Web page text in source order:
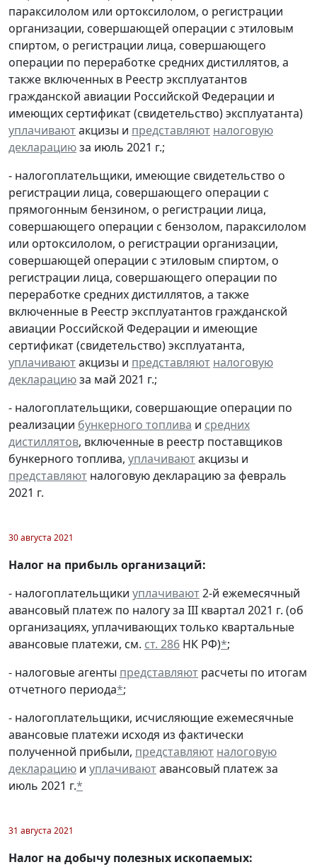
параксилолом или ортоксилолом, о регистрации
организации, совершающей операции с этиловым
спиртом, о регистрации лица, совершающего
операции по переработке средних дистиллятов, а
также включенных в Реестр эксплуатантов
гражданской авиации Российской Федерации и
имеющих сертификат (свидетельство) эксплуатанта)
уплачиваютакцизы и представляют налоговую
декларациюза июль 2021 г.;
- налогоплательщики, имеющие свидетельство о
регистрации лица, совершающего операции с
прямогонным бензином, о регистрации лица,
совершающего операции с бензолом, параксилолом
или ортоксилолом, о регистрации организации,
совершающей операции с этиловым спиртом, о
регистрации лица, совершающего операции по
переработке средних дистиллятов, а также
включенные в Реестр эксплуатантов гражданской
авиации Российской Федерации и имеющие
сертификат (свидетельство) эксплуатанта,
уплачиваютакцизы и представляют налоговую
декларациюза май 2021 г.;
- налогоплательщики, совершающие операции по
реализации бункерного топлива и средних
дистиллятов, включенные в реестр поставщиков
бункерного топлива, уплачиваютакцизы и
представляют налоговую декларацию за февраль
2021 г.
30 августа 2021
Налог на прибыль организаций:
- налогоплательщики уплачивают2-й ежемесячный
авансовый платеж по налогу за III квартал 2021 г. (об
организациях, уплачивающих только квартальные
авансовые платежи, см. ст. 286 НК РФ)*;
- налоговые агенты представляют расчеты по итогам
отчетного периода*;
- налогоплательщики, исчисляющие ежемесячные
авансовые платежи исходя из фактически
полученной прибыли, представляют налоговую
декларацию и уплачиваютавансовый платеж за
июль 2021 г.*
31 августа 2021
Налог на добычу полезных ископаемых: